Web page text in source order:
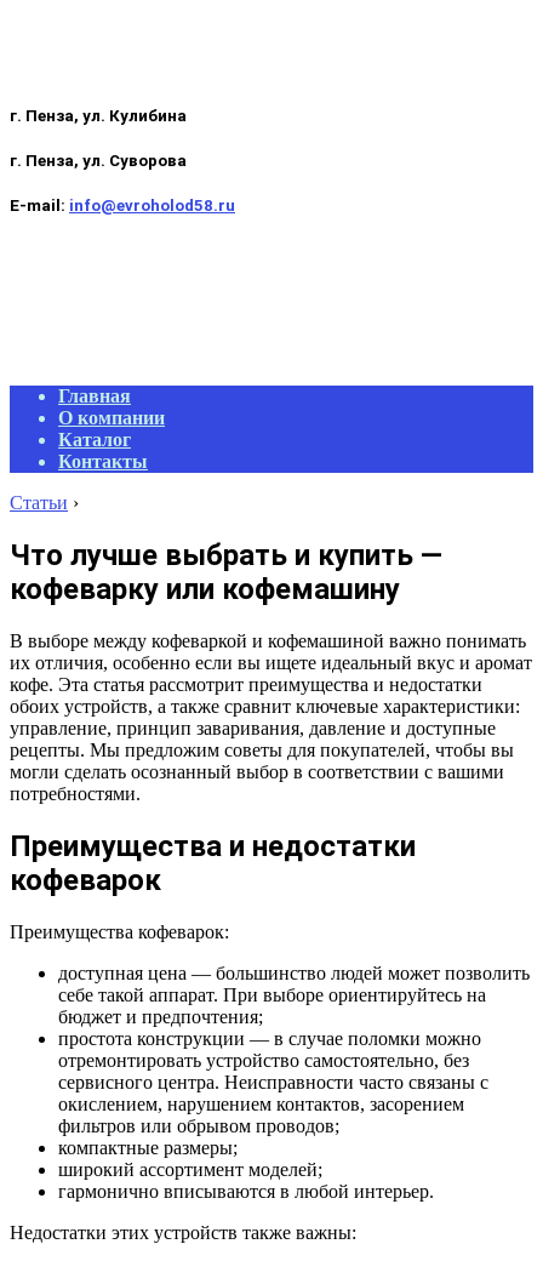
г. Пенза, ул. Кулибина
г. Пенза, ул. Суворова
E-mail: info@evroholod58.ru
Primary
Navigation
Menu
Главная
О компании
Каталог
Контакты
Статьи ›
Что лучше выбрать и купить —
кофеварку или кофемашину
В выборе между кофеваркой и кофемашиной важно понимать
их отличия, особенно если вы ищете идеальный вкус и аромат
кофе. Эта статья рассмотрит преимущества и недостатки
обоих устройств, а также сравнит ключевые характеристики:
управление, принцип заваривания, давление и доступные
рецепты. Мы предложим советы для покупателей, чтобы вы
могли сделать осознанный выбор в соответствии с вашими
потребностями.
Преимущества и недостатки
кофеварок
Преимущества кофеварок:
доступная цена — большинство людей может позволить
себе такой аппарат. При выборе ориентируйтесь на
бюджет и предпочтения;
простота конструкции — в случае поломки можно
отремонтировать устройство самостоятельно, без
сервисного центра. Неисправности часто связаны с
окислением, нарушением контактов, засорением
фильтров или обрывом проводов;
компактные размеры;
широкий ассортимент моделей;
гармонично вписываются в любой интерьер.
Недостатки этих устройств также важны: